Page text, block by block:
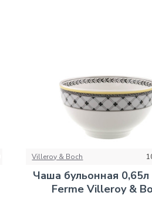
Villeroy & Boch
Чаша бульонная 0,65л
Ferme Villeroy &